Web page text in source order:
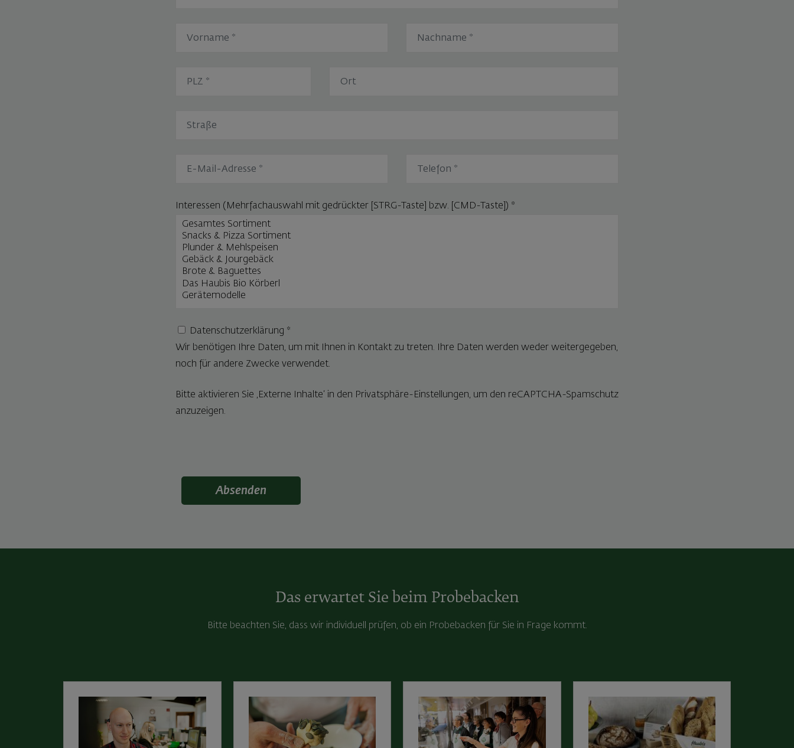
Interessen (Mehrfachauswahl mit gedrückter [STRG-Taste] bzw. [CMD-Taste]) *
Datenschutzerklärung *
Wir benötigen Ihre Daten, um mit Ihnen in Kontakt zu treten. Ihre Daten werden weder weitergegeben,
noch für andere Zwecke verwendet.
Bitte aktivieren Sie ‚Externe Inhalte‘ in den Privatsphäre-Einstellungen, um den reCAPTCHA-Spamschutz
anzuzeigen.
Absenden
Das erwartet Sie beim Probebacken
Bitte beachten Sie, dass wir individuell prüfen, ob ein Probebacken für Sie in Frage kommt.